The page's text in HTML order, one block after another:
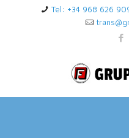
Tel: +34 968 626